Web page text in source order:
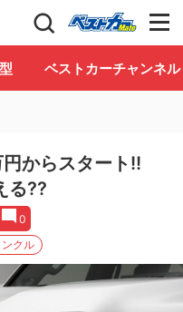
ストカー」 Club
ベストカーチャンネル
からスタート!!
る??
0
クル